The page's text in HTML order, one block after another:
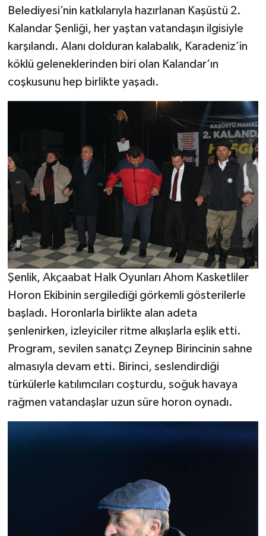
Belediyesi’nin katkılarıyla hazırlanan Kaşüstü 2.
Kalandar Şenliği, her yaştan vatandaşın ilgisiyle
karşılandı. Alanı dolduran kalabalık, Karadeniz’in
köklü geleneklerinden biri olan Kalandar’ın
coşkusunu hep birlikte yaşadı.
Şenlik, Akçaabat Halk Oyunları Ahom Kasketliler
Horon Ekibinin sergilediği görkemli gösterilerle
başladı. Horonlarla birlikte alan adeta
şenlenirken, izleyiciler ritme alkışlarla eşlik etti.
Program, sevilen sanatçı Zeynep Birincinin sahne
almasıyla devam etti. Birinci, seslendirdiği
türkülerle katılımcıları coşturdu, soğuk havaya
rağmen vatandaşlar uzun süre horon oynadı.